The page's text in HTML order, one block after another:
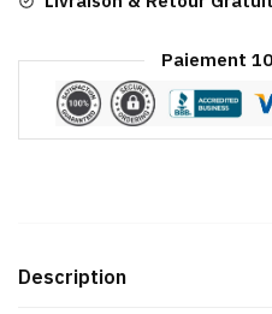
Paiement
Description